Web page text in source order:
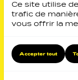
Ce site utilise
trafic de
vous offrir la
Accepter tout
Identity by